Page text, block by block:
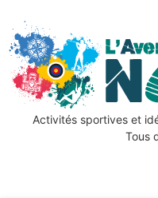
Activités sportives et
Tous